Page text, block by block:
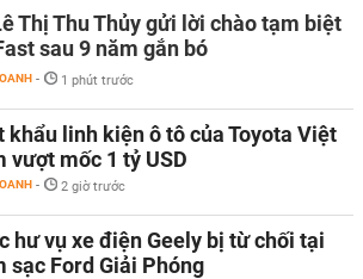
Thị Thu Thủy gửi lời chào tạm biệt
sau 9 năm gắn bó
- 1 phút trước
khẩu linh kiện ô tô của Toyota Việt
vượt mốc 1 tỷ USD
- 2 giờ trước
hư vụ xe điện Geely bị từ chối tại
sạc Ford Giải Phóng